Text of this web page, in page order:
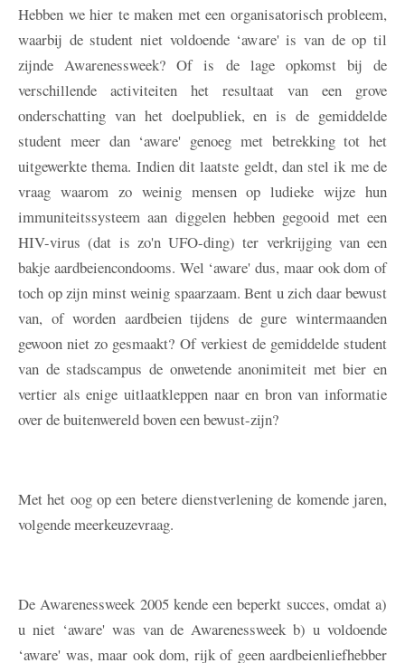
Hebben we hier te maken met een organisatorisch probleem,
waarbij de student niet voldoende ‘aware' is van de op til
zijnde Awarenessweek? Of is de lage opkomst bij de
verschillende activiteiten het resultaat van een grove
onderschatting van het doelpubliek, en is de gemiddelde
student meer dan ‘aware' genoeg met betrekking tot het
uitgewerkte thema. Indien dit laatste geldt, dan stel ik me de
vraag waarom zo weinig mensen op ludieke wijze hun
immuniteitssysteem aan diggelen hebben gegooid met een
HIV-virus (dat is zo'n UFO-ding) ter verkrijging van een
bakje aardbeiencondooms. Wel ‘aware' dus, maar ook dom of
toch op zijn minst weinig spaarzaam. Bent u zich daar bewust
van, of worden aardbeien tijdens de gure wintermaanden
gewoon niet zo gesmaakt? Of verkiest de gemiddelde student
van de stadscampus de onwetende anonimiteit met bier en
vertier als enige uitlaatkleppen naar en bron van informatie
over de buitenwereld boven een bewust-zijn?
Met het oog op een betere dienstverlening de komende jaren,
volgende meerkeuzevraag.
De Awarenessweek 2005 kende een beperkt succes, omdat a)
u niet ‘aware' was van de Awarenessweek b) u voldoende
‘aware' was, maar ook dom, rijk of geen aardbeienliefhebber